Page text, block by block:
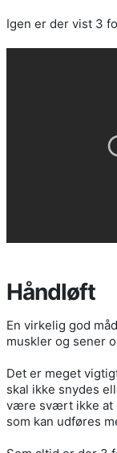
Igen er der vist 3
Håndløft
En virkelig god
muskler og sener
Det er meget
skal ikke snydes
være svært ikke at
som kan udføres